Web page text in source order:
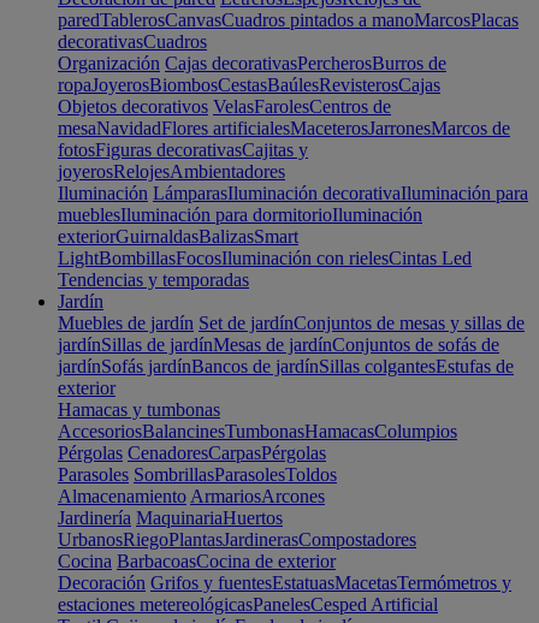
paredTablerosCanvasCuadros pintados a manoMarcosPlacas
decorativasCuadros
Organización Cajas decorativasPercherosBurros de
ropaJoyerosBiombosCestasBaúlesRevisterosCajas
Objetos decorativos VelasFarolesCentros de
mesaNavidadFlores artificialesMaceterosJarronesMarcos de
fotosFiguras decorativasCajitas y
joyerosRelojesAmbientadores
Iluminación LámparasIluminación decorativaIluminación para
mueblesIluminación para dormitorioIluminación
exteriorGuirnaldasBalizasSmart
LightBombillasFocosIluminación con rielesCintas Led
Tendencias y temporadas
Jardín
Muebles de jardín Set de jardínConjuntos de mesas y sillas de
jardínSillas de jardínMesas de jardínConjuntos de sofás de
jardínSofás jardínBancos de jardínSillas colgantesEstufas de
exterior
Hamacas y tumbonas
AccesoriosBalancinesTumbonasHamacasColumpios
Pérgolas CenadoresCarpasPérgolas
Parasoles SombrillasParasolesToldos
Almacenamiento ArmariosArcones
Jardinería MaquinariaHuertos
UrbanosRiegoPlantasJardinerasCompostadores
Cocina BarbacoasCocina de exterior
Decoración Grifos y fuentesEstatuasMacetasTermómetros y
estaciones metereológicasPanelesCesped Artificial